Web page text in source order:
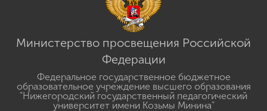
Министерство просвещения Российской
Федерации
Федеральное государственное бюджетное
образовательное учреждение высшего образования
"Нижегородский государственный педагогический
университет имени Козьмы Минина"